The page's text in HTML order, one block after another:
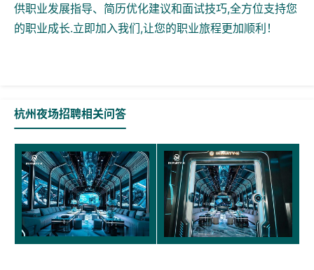
供职业发展指导、简历优化建议和面试技巧,全方位支持您
的职业成长.立即加入我们,让您的职业旅程更加顺利！
杭州夜场招聘相关问答